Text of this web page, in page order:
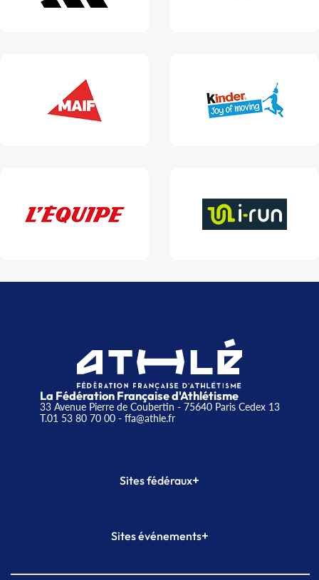
La Fédération Française d'Athlétisme
33 Avenue Pierre de Coubertin - 75640 Paris Cedex 13
T.01 53 80 70 00- ffa@athle.fr
Sites fédéraux+
Plateforme Formation
Sites événements+
Meeting de Paris indoor